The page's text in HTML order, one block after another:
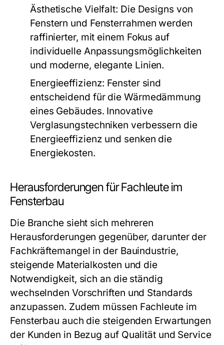
Ästhetische Vielfalt: Die Designs von
Fenstern und Fensterrahmen werden
raffinierter, mit einem Fokus auf
individuelle Anpassungsmöglichkeiten
und moderne, elegante Linien.
Energieeffizienz: Fenster sind
entscheidend für die Wärmedämmung
eines Gebäudes. Innovative
Verglasungstechniken verbessern die
Energieeffizienz und senken die
Energiekosten.
Herausforderungen für Fachleute im
Fensterbau
Die Branche sieht sich mehreren
Herausforderungen gegenüber, darunter der
Fachkräftemangel in der Bauindustrie,
steigende Materialkosten und die
Notwendigkeit, sich an die ständig
wechselnden Vorschriften und Standards
anzupassen. Zudem müssen Fachleute im
Fensterbau auch die steigenden Erwartungen
der Kunden in Bezug auf Qualität und Service